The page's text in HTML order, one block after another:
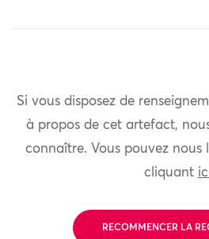
Si vous disposez de
à propos de cet artefact,
connaître. Vous pouvez nous
cliquant
RECOMMENCER LA